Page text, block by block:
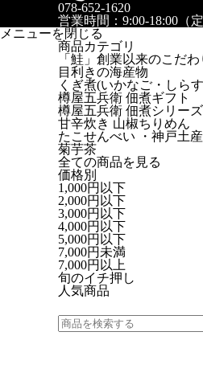
078-652-1620
営業時間：9:00-18:00（
メニューを閉じる
商品カテゴリ
「鮭」創業以来のこだわ
目利きの海産物
くぎ煮(いかなご・しら
樽屋五兵衛 佃煮ギフト
樽屋五兵衛 佃煮シリーズ
甘辛炊き 山椒ちりめん
たこせんべい ・神戸土産
菊芋茶
全ての商品を見る
価格別
1,000円以下
2,000円以下
3,000円以下
4,000円以下
5,000円以下
7,000円未満
7,000円以上
旬のイチ押し
人気商品